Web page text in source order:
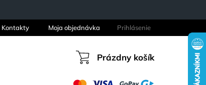
Kontakty Moja objednávka Prihlásenie
Nákupný
Prázdny košík